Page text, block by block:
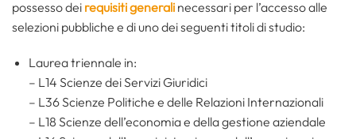
possesso dei requisiti generali necessari per l’accesso alle
selezioni pubbliche e di uno dei seguenti titoli di studio:
Laurea triennale in:
– L14 Scienze dei Servizi Giuridici
– L36 Scienze Politiche e delle Relazioni Internazionali
– L18 Scienze dell’economia e della gestione aziendale